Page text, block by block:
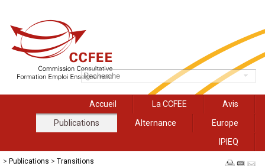
Accueil La CCFEE
Avis
Publications
Alternance
Europe
IPIEQ
> Publications > Transitions